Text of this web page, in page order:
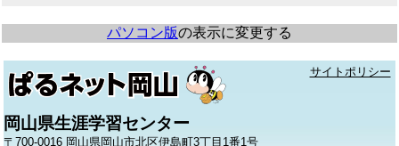
パソコン版の表示に変更する
サイトポリシー
岡山県生涯学習センター
〒700-0016 岡山県岡山市北区伊島町3丁目1番1号